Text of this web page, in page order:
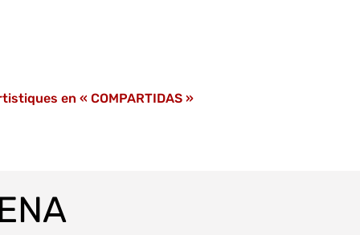
en « COMPARTIDAS »